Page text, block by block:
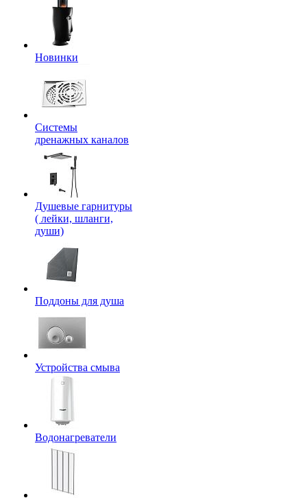
Новинки
Системы
дренажных каналов
Душевые гарнитуры
( лейки, шланги,
души)
Поддоны для душа
Устройства смыва
Водонагреватели